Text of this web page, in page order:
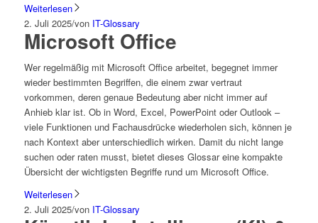
Weiterlesen
2. Juli 2025/von IT-Glossary
Microsoft Office
Wer regelmäßig mit Microsoft Office arbeitet, begegnet immer
wieder bestimmten Begriffen, die einem zwar vertraut
vorkommen, deren genaue Bedeutung aber nicht immer auf
Anhieb klar ist. Ob in Word, Excel, PowerPoint oder Outlook –
viele Funktionen und Fachausdrücke wiederholen sich, können je
nach Kontext aber unterschiedlich wirken. Damit du nicht lange
suchen oder raten musst, bietet dieses Glossar eine kompakte
Übersicht der wichtigsten Begriffe rund um Microsoft Office.
Weiterlesen
2. Juli 2025/von IT-Glossary